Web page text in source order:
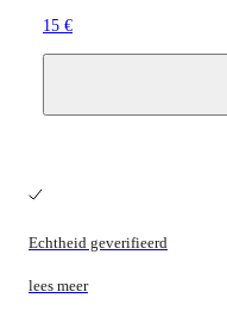
15 €
Echtheid geverifieerd
lees meer